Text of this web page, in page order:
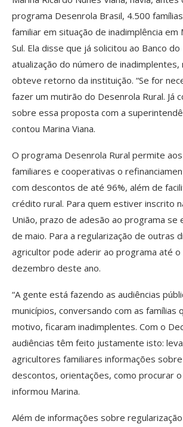
programa Desenrola Brasil, 4.500
familiar em situação de inadimplência
Sul. Ela disse que já solicitou ao Banco do
atualização do número de inadimplentes,
obteve retorno da instituição. “Se for
fazer um mutirão do Desenrola Rural. Já
sobre essa proposta com a
contou Marina Viana.
O programa Desenrola Rural permite
familiares e cooperativas o
com descontos de até 96%, além de
crédito rural. Para quem estiver inscrito
União, prazo de adesão ao programa se
de maio. Para a regularização de outras
agricultor pode aderir ao programa até o
dezembro deste ano.
“A gente está fazendo as audiências
municípios, conversando com as famílias
motivo, ficaram inadimplentes. Com o
audiências têm feito justamente isto:
agricultores familiares informações
descontos, orientações, como procurar o
informou Marina.
Além de informações sobre